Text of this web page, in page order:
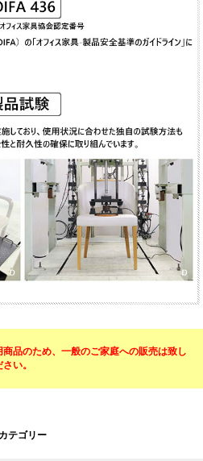
品のため、一般のご家庭への販売は致し
い。
カテゴリー